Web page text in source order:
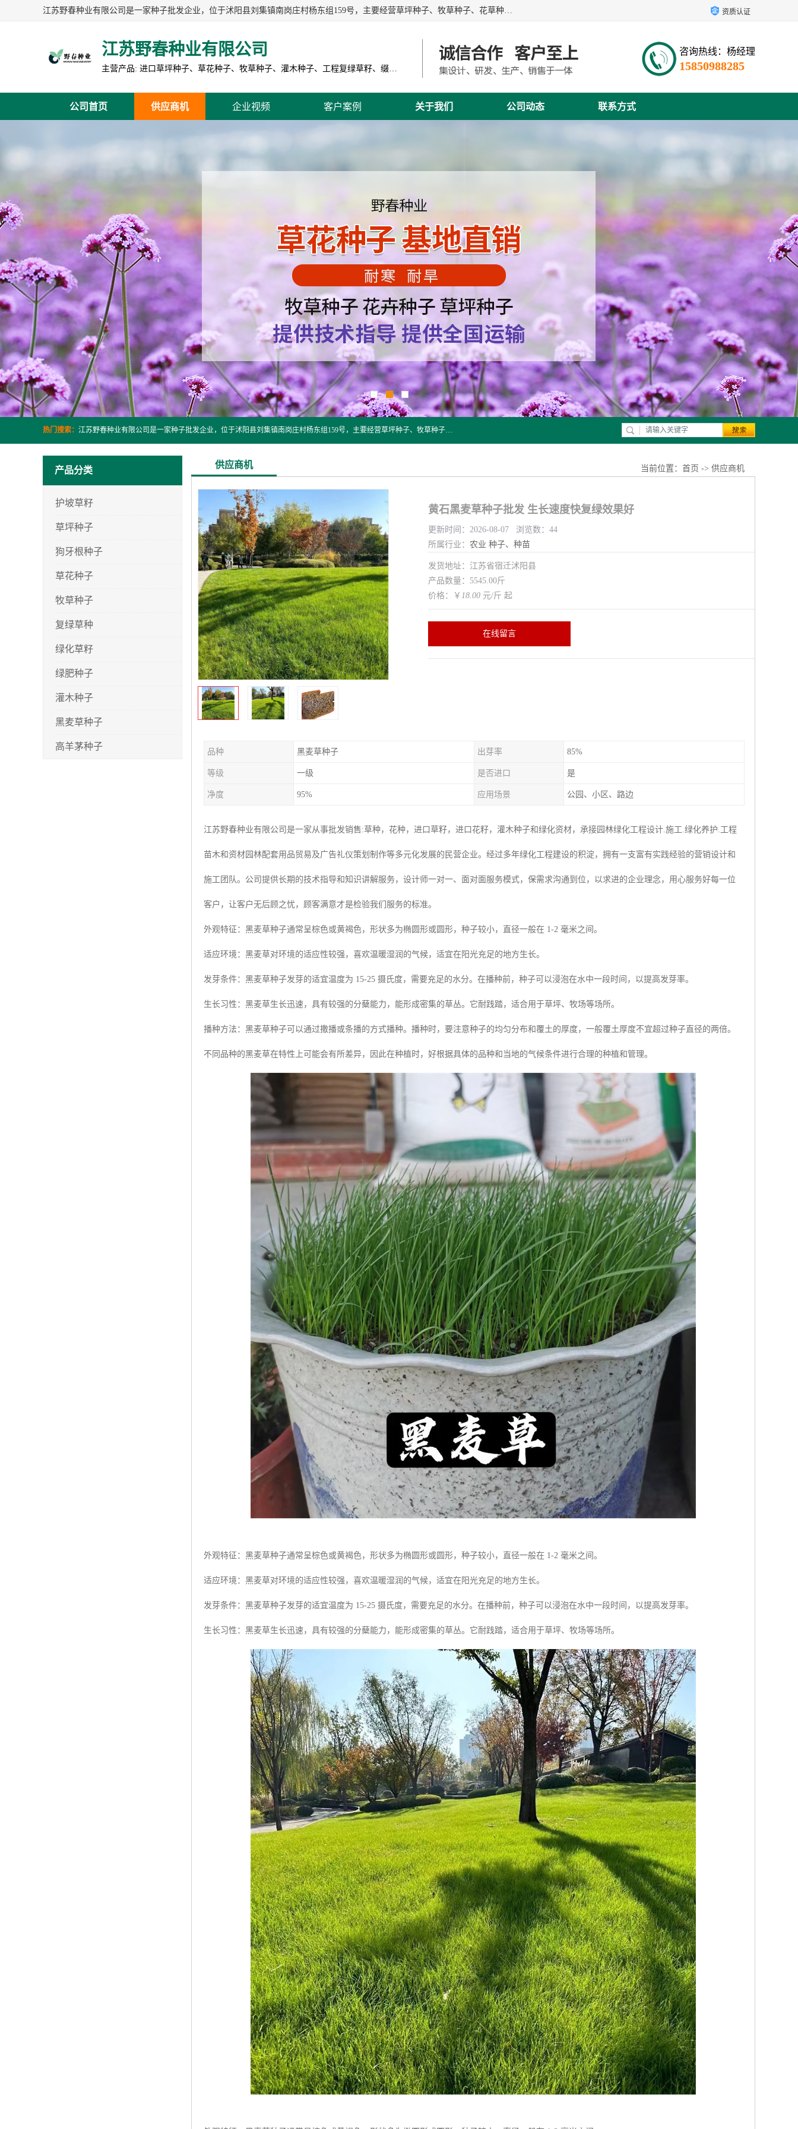
江苏野春种业有限公司是一家种子批发企业，位于沭阳县刘集镇南岗庄村杨东组159号，主要经营草坪种子、牧草种子、花草种子、复绿草种、绿化草籽、护坡草籽、绿肥种子、灌木种子、黑麦草种子、高羊茅种子、早熟禾种子、狗牙根种子、剪股颖种子等。 资质认证
江苏野春种业有限公司
主营产品: 进口草坪种子、草花种子、牧草种子、灌木种子、工程复绿草籽、缀花组合种子
咨询热线：杨经理
15850988285
公司首页 供应商机 企业视频 客户案例 关于我们 公司动态 联系方式
热门搜索： 江苏野春种业有限公司是一家种子批发企业，位于沭阳县刘集镇南岗庄村杨东组159号，主要经营草坪种子、牧草种子、花草种子、复绿草种、绿化草籽、护坡草籽、绿肥种子、灌木种子、黑麦草种子、高羊茅种子、早熟禾种子、狗牙根种子、剪股颖种子等。
产品分类
护坡草籽
草坪种子
狗牙根种子
草花种子
牧草种子
复绿草种
绿化草籽
绿肥种子
灌木种子
黑麦草种子
高羊茅种子
供应商机 当前位置： 首页 -> 供应商机
黄石黑麦草种子批发 生长速度快复绿效果好
更新时间：2026-08-07 浏览数：44
所属行业： 农业 种子、种苗
发货地址：江苏省宿迁沭阳县
产品数量：5545.00斤
价格：￥ 18.00 元/斤 起
在线留言
品种 黑麦草种子 出芽率 85%
等级 一级 是否进口 是
净度 95% 应用场景 公园、小区、路边
江苏野春种业有限公司是一家从事批发销售:草种，花种，进口草籽，进口花籽，灌木种子和绿化资材，承接园林绿化工程设计.施工.绿化养护.工程
苗木和资材园林配套用品贸易及广告礼仪策划制作等多元化发展的民营企业。经过多年绿化工程建设的积淀，拥有一支富有实践经验的营销设计和
施工团队。公司提供长期的技术指导和知识讲解服务，设计师一对一、面对面服务模式，保需求沟通到位，以求进的企业理念，用心服务好每一位
客户，让客户无后顾之忧，顾客满意才是检验我们服务的标准。
外观特征：黑麦草种子通常呈棕色或黄褐色，形状多为椭圆形或圆形，种子较小，直径一般在 1-2 毫米之间。
适应环境：黑麦草对环境的适应性较强，喜欢温暖湿润的气候，适宜在阳光充足的地方生长。
发芽条件：黑麦草种子发芽的适宜温度为 15-25 摄氏度，需要充足的水分。在播种前，种子可以浸泡在水中一段时间，以提高发芽率。
生长习性：黑麦草生长迅速，具有较强的分蘖能力，能形成密集的草丛。它耐践踏，适合用于草坪、牧场等场所。
播种方法：黑麦草种子可以通过撒播或条播的方式播种。播种时，要注意种子的均匀分布和覆土的厚度，一般覆土厚度不宜超过种子直径的两倍。
不同品种的黑麦草在特性上可能会有所差异，因此在种植时，好根据具体的品种和当地的气候条件进行合理的种植和管理。
外观特征：黑麦草种子通常呈棕色或黄褐色，形状多为椭圆形或圆形，种子较小，直径一般在 1-2 毫米之间。
适应环境：黑麦草对环境的适应性较强，喜欢温暖湿润的气候，适宜在阳光充足的地方生长。
发芽条件：黑麦草种子发芽的适宜温度为 15-25 摄氏度，需要充足的水分。在播种前，种子可以浸泡在水中一段时间，以提高发芽率。
生长习性：黑麦草生长迅速，具有较强的分蘖能力，能形成密集的草丛。它耐践踏，适合用于草坪、牧场等场所。